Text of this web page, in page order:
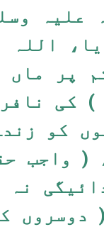
علیہ
اللہ
پر ماں
) کی
کو
( واجب
نہ
دوسروں